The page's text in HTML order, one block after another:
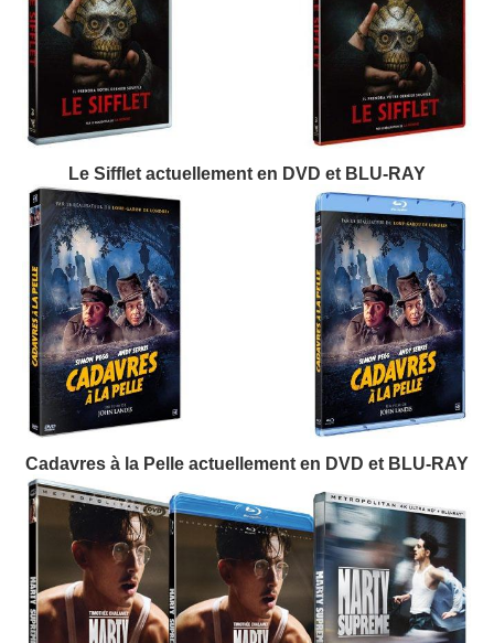
Le Sifflet actuellement en DVD et BLU-RAY
Cadavres à la Pelle actuellement en DVD et BLU-RAY